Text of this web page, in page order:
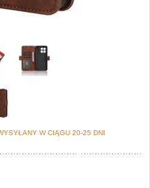
W CIĄGU 20-25 DNI